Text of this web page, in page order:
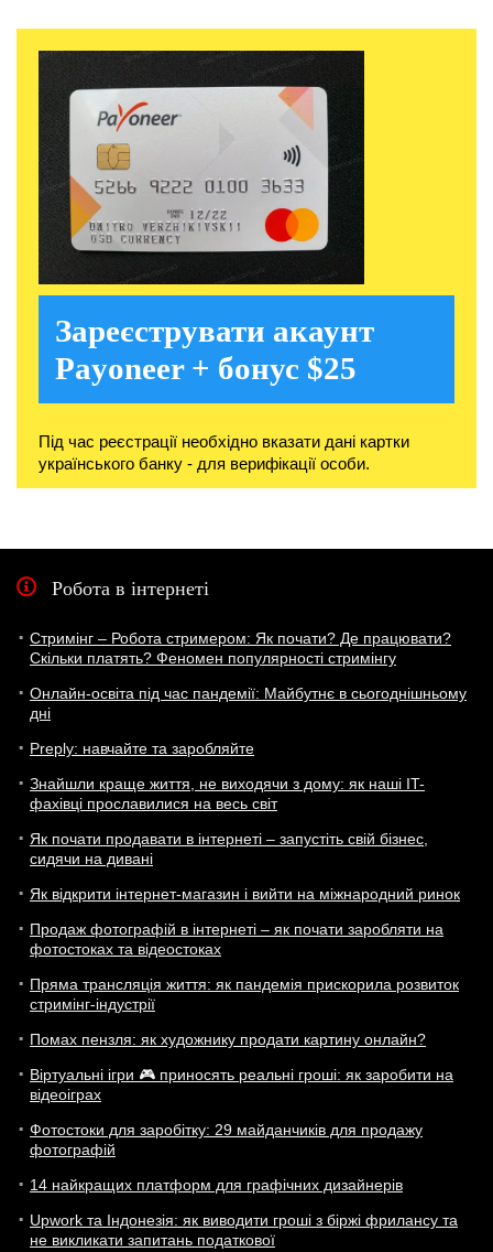
Зареєструвати акаунт
Payoneer + бонус $25
Під час реєстрації необхідно вказати дані картки
українського банку - для верифікації особи.
Робота в інтернеті
Стримінг – Робота стримером: Як почати? Де працювати?
Скільки платять? Феномен популярності стримінгу
Онлайн-освіта під час пандемії: Майбутнє в сьогоднішньому
дні
Preply: навчайте та заробляйте
Знайшли краще життя, не виходячи з дому: як наші IT-
фахівці прославилися на весь світ
Як почати продавати в інтернеті – запустіть свій бізнес,
сидячи на дивані
Як відкрити інтернет-магазин і вийти на міжнародний ринок
Продаж фотографій в інтернеті – як почати заробляти на
фотостоках та відеостоках
Пряма трансляція життя: як пандемія прискорила розвиток
стримінг-індустрії
Помах пензля: як художнику продати картину онлайн?
Віртуальні ігри 🎮 приносять реальні гроші: як заробити на
відеоіграх
Фотостоки для заробітку: 29 майданчиків для продажу
фотографій
14 найкращих платформ для графічних дизайнерів
Upwork та Індонезія: як виводити гроші з біржі фрилансу та
не викликати запитань податкової